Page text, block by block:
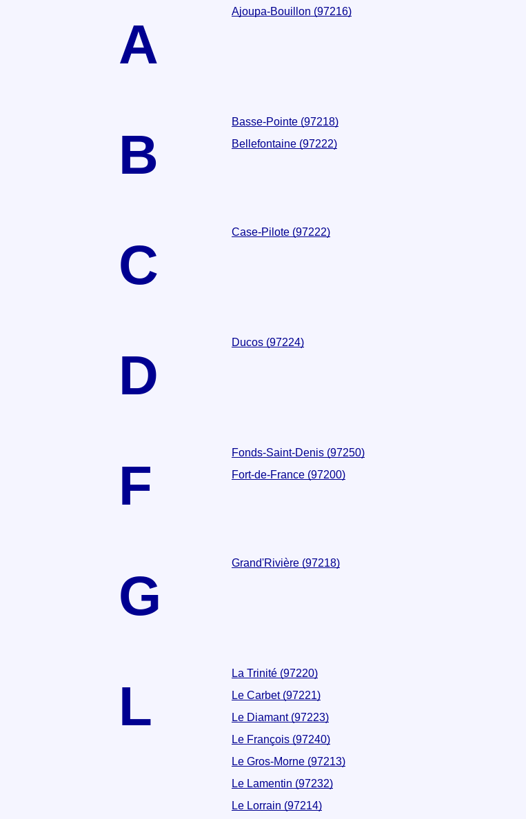
A
Ajoupa-Bouillon (97216)
B
Basse-Pointe (97218)
Bellefontaine (97222)
C
Case-Pilote (97222)
D
Ducos (97224)
F
Fonds-Saint-Denis (97250)
Fort-de-France (97200)
G
Grand'Rivière (97218)
L
La Trinité (97220)
Le Carbet (97221)
Le Diamant (97223)
Le François (97240)
Le Gros-Morne (97213)
Le Lamentin (97232)
Le Lorrain (97214)